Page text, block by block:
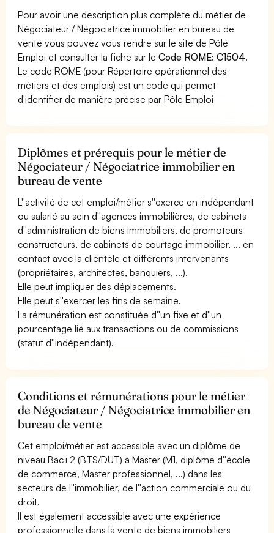
Pour avoir une description plus complète du métier de
Négociateur / Négociatrice immobilier en bureau de
vente vous pouvez vous rendre sur le site de Pôle
Emploi et consulter la fiche sur leCode ROME: C1504.
Le code ROME (pour Répertoire opérationnel des
métiers et des emplois) est un code qui permet
d'identifier de manière précise par Pôle Emploi
Diplômes et prérequis pour le métier de
Négociateur / Négociatrice immobilier en
bureau de vente
L''activité de cet emploi/métier s''exerce en indépendant
ou salarié au sein d''agences immobilières, de cabinets
d''administration de biens immobiliers, de promoteurs
constructeurs, de cabinets de courtage immobilier, ... en
contact avec la clientèle et différents intervenants
(propriétaires, architectes, banquiers, ...).
Elle peut impliquer des déplacements.
Elle peut s''exercer les fins de semaine.
La rémunération est constituée d''un fixe et d''un
pourcentage lié aux transactions ou de commissions
(statut d''indépendant).
Conditions et rémunérations pour le métier
de Négociateur / Négociatrice immobilier en
bureau de vente
Cet emploi/métier est accessible avec un diplôme de
niveau Bac+2 (BTS/DUT) à Master (M1, diplôme d''école
de commerce, Master professionnel, ...) dans les
secteurs de l''immobilier, de l''action commerciale ou du
droit.
Il est également accessible avec une expérience
professionnelle dans la vente de biens immobiliers